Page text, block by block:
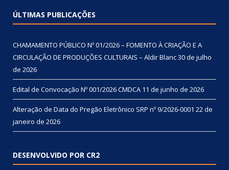
ÚLTIMAS PUBLICAÇÕES
CHAMAMENTO PÚBLICO Nº 01/2026 – FOMENTO À CRIAÇÃO E A
CIRCULAÇÃO DE PRODUÇÕES CULTURAIS – Aldir Blanc30 de julho
de 2026
Edital de Convocação Nº 001/2026 CMDCA 11 de junho de 2026
Alteração de Data do Pregão Eletrônico SRP nº 9/2026-0001 22 de
janeiro de 2026
DESENVOLVIDO POR CR2